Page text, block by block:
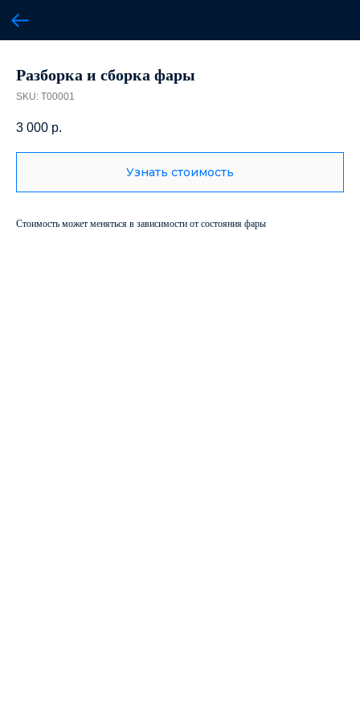
Разборка и сборка фары
SKU: T00001
3 000 р.
Узнать стоимость
Стоимость может меняться в зависимости от состояния фары